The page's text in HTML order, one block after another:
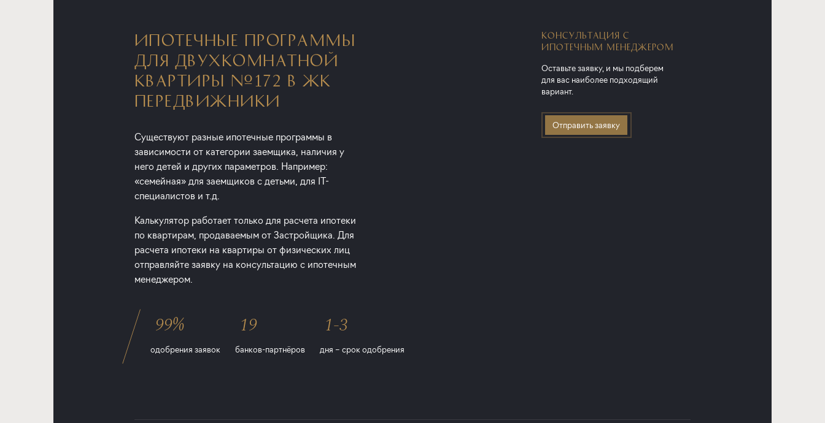
ИПОТЕЧНЫЕ ПРОГРАММЫ
ДЛЯ ДВУХКОМНАТНОЙ
КВАРТИРЫ №172 В ЖК
ПЕРЕДВИЖНИКИ
Существуют разные ипотечные программы в
зависимости от категории заемщика, наличия у
него детей и других параметров. Например:
«семейная» для заемщиков с детьми, для IT-
специалистов и т.д.
Калькулятор работает только для расчета ипотеки
по квартирам, продаваемым от Застройщика. Для
расчета ипотеки на квартиры от физических лиц
отправляйте заявку на консультацию с ипотечным
менеджером.
99%
одобрения заявок
19
банков-партнёров
1-3
дня – срок одобрения
КОНСУЛЬТАЦИЯ С
ИПОТЕЧНЫМ МЕНЕДЖЕРОМ
Оставьте заявку, и мы подберем
для вас наиболее подходящий
вариант.
Отправить заявку